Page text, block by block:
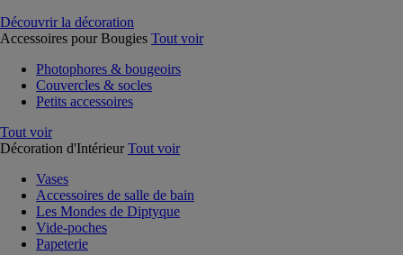
Découvrir la décoration
Accessoires pour Bougies Tout voir
Photophores & bougeoirs
Couvercles & socles
Petits accessoires
Tout voir
Décoration d'Intérieur Tout voir
Vases
Accessoires de salle de bain
Les Mondes de Diptyque
Vide-poches
Papeterie